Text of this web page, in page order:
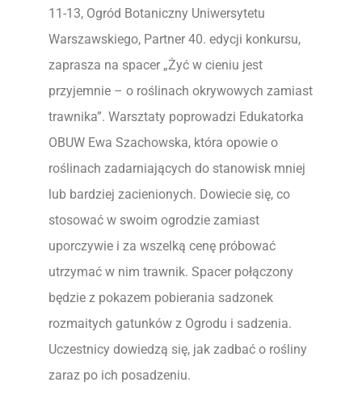
11-13, Ogród Botaniczny Uniwersytetu
Warszawskiego, Partner 40. edycji konkursu,
zaprasza na spacer „Żyć w cieniu jest
przyjemnie – o roślinach okrywowych zamiast
trawnika”. Warsztaty poprowadzi Edukatorka
OBUW Ewa Szachowska, która opowie o
roślinach zadarniających do stanowisk mniej
lub bardziej zacienionych. Dowiecie się, co
stosować w swoim ogrodzie zamiast
uporczywie i za wszelką cenę próbować
utrzymać w nim trawnik. Spacer połączony
będzie z pokazem pobierania sadzonek
rozmaitych gatunków z Ogrodu i sadzenia.
Uczestnicy dowiedzą się, jak zadbać o rośliny
zaraz po ich posadzeniu.